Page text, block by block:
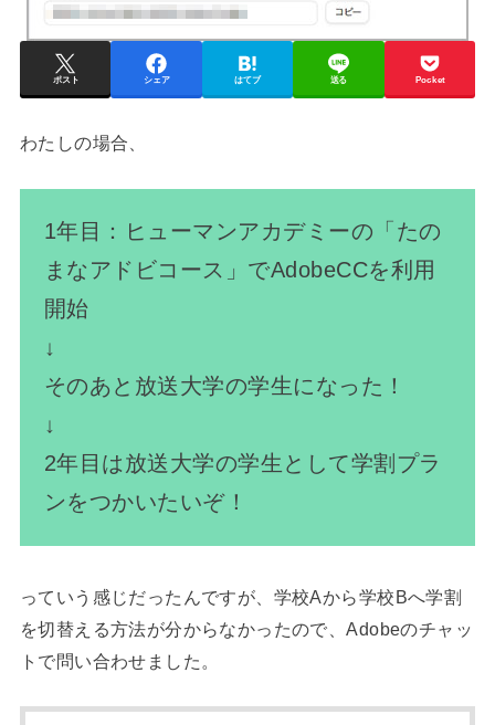
ポスト シェア はてブ 送る Pocket
わたしの場合、
1年目：ヒューマンアカデミーの「たの
まなアドビコース」でAdobeCCを利用
開始
↓
そのあと放送大学の学生になった！
↓
2年目は放送大学の学生として学割プラ
ンをつかいたいぞ！
っていう感じだったんですが、学校Aから学校Bへ学割
を切替える方法が分からなかったので、Adobeのチャッ
トで問い合わせました。